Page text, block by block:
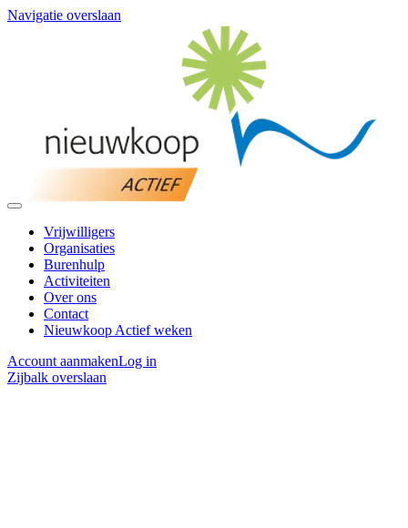
Navigatie overslaan
Vrijwilligers
Organisaties
Burenhulp
Activiteiten
Over ons
Contact
Nieuwkoop Actief weken
Account aanmakenLog in
Zijbalk overslaan